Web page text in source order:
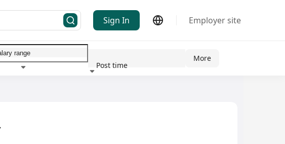
Sign In Employer site
Post time
More